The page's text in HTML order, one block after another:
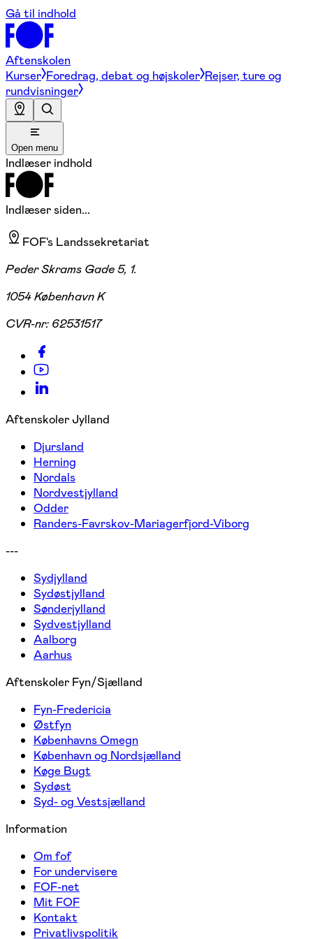
Gå til indhold
Aftenskolen
Kurser Foredrag, debat og højskoler Rejser, ture og
rundvisninger
Open menu
Indlæser indhold
Indlæser siden...
FOF's Landssekretariat
Peder Skrams Gade 5, 1.
1054 København K
CVR-nr: 62531517
Aftenskoler Jylland
Djursland
Herning
Nordals
Nordvestjylland
Odder
Randers-Favrskov-Mariagerfjord-Viborg
---
Sydjylland
Sydøstjylland
Sønderjylland
Sydvestjylland
Aalborg
Aarhus
Aftenskoler Fyn/Sjælland
Fyn-Fredericia
Østfyn
Københavns Omegn
København og Nordsjælland
Køge Bugt
Sydøst
Syd- og Vestsjælland
Information
Om fof
For undervisere
FOF-net
Mit FOF
Kontakt
Privatlivspolitik